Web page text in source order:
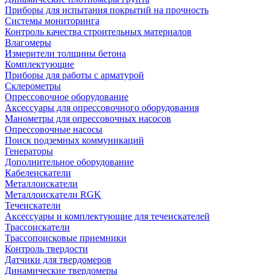
Приборы для испытания покрытий на прочность
Системы мониторинга
Контроль качества строительных материалов
Влагомеры
Измерители толщины бетона
Комплектующие
Приборы для работы с арматурой
Склерометры
Опрессовочное оборудование
Аксессуары для опрессовочного оборудования
Манометры для опрессовочных насосов
Опрессовочные насосы
Поиск подземных коммуникаций
Генераторы
Дополнительное оборудование
Кабелеискатели
Металлоискатели
Металлоискатели RGK
Течеискатели
Аксессуары и комплектующие для течеискателей
Трассоискатели
Трассопоисковые приемники
Контроль твердости
Датчики для твердомеров
Динамические твердомеры